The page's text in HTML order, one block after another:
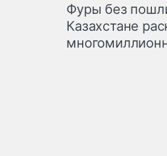
Фуры без
Казахстане